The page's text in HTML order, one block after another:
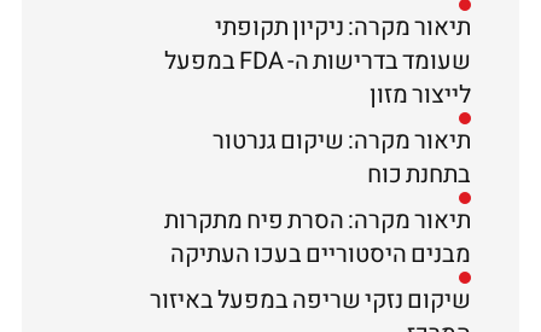
תיאור מקרה: ניקיון תקופתי
שעומד בדרישות ה- FDA במפעל
לייצור מזון
תיאור מקרה: שיקום גנרטור
בתחנת כוח
תיאור מקרה: הסרת פיח מתקרות
מבנים היסטוריים בעכו העתיקה
שיקום נזקי שריפה במפעל באיזור